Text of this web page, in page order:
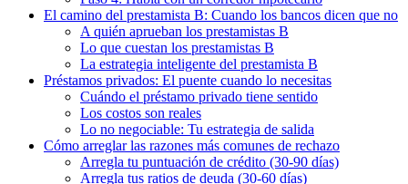
El camino del prestamista B: Cuando los bancos dicen que no
A quién aprueban los prestamistas B
Lo que cuestan los prestamistas B
La estrategia inteligente del prestamista B
Préstamos privados: El puente cuando lo necesitas
Cuándo el préstamo privado tiene sentido
Los costos son reales
Lo no negociable: Tu estrategia de salida
Cómo arreglar las razones más comunes de rechazo
Arregla tu puntuación de crédito (30-90 días)
Arregla tus ratios de deuda (30-60 días)